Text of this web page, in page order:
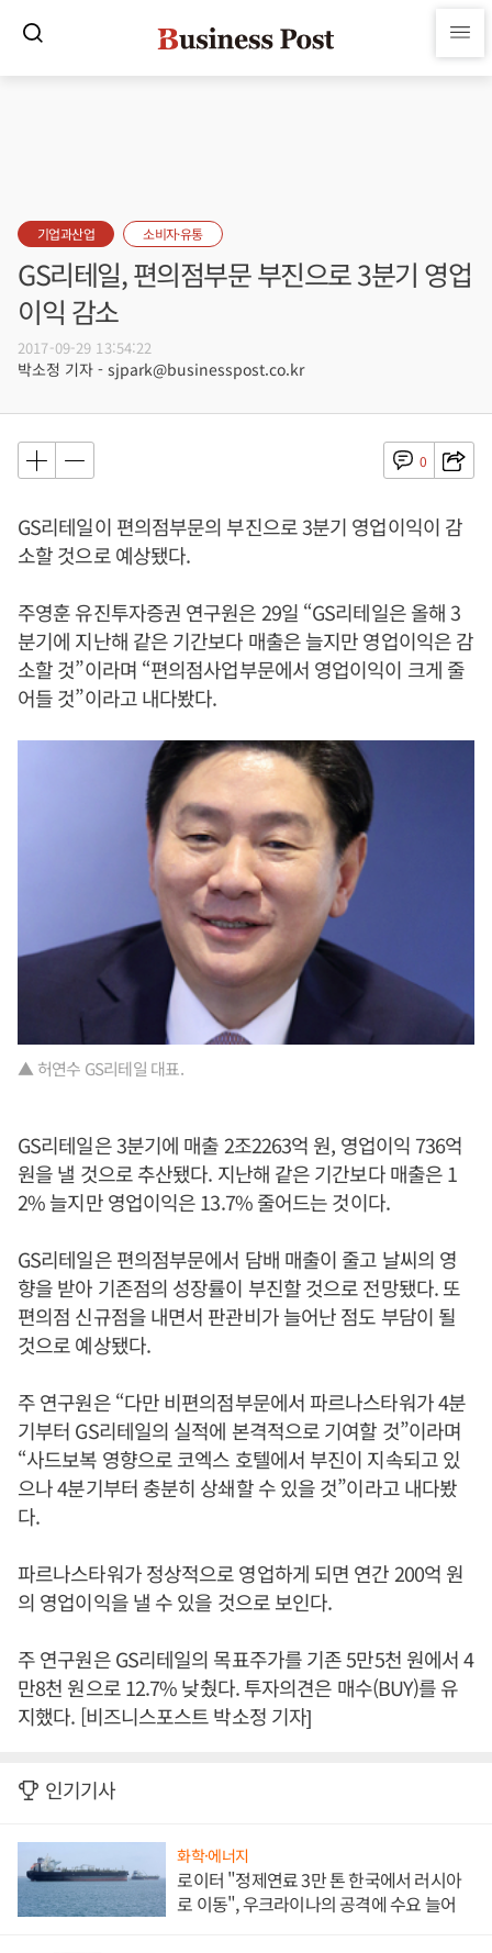
기업과산업 소비자·유통
GS리테일, 편의점부문 부진으로 3분기 영업
이익 감소
2017-09-29 13:54:22
박소정 기자 - sjpark@businesspost.co.kr
0
GS리테일이 편의점부문의 부진으로 3분기 영업이익이 감
소할 것으로 예상됐다.
주영훈 유진투자증권 연구원은 29일 “GS리테일은 올해 3
분기에 지난해 같은 기간보다 매출은 늘지만 영업이익은 감
소할 것”이라며 “편의점사업부문에서 영업이익이 크게 줄
어들 것”이라고 내다봤다.
▲ 허연수 GS리테일 대표.
GS리테일은 3분기에 매출 2조2263억 원, 영업이익 736억
원을 낼 것으로 추산됐다. 지난해 같은 기간보다 매출은 1
2% 늘지만 영업이익은 13.7% 줄어드는 것이다.
GS리테일은 편의점부문에서 담배 매출이 줄고 날씨의 영
향을 받아 기존점의 성장률이 부진할 것으로 전망됐다. 또
편의점 신규점을 내면서 판관비가 늘어난 점도 부담이 될
것으로 예상됐다.
주 연구원은 “다만 비편의점부문에서 파르나스타워가 4분
기부터 GS리테일의 실적에 본격적으로 기여할 것”이라며
“사드보복 영향으로 코엑스 호텔에서 부진이 지속되고 있
으나 4분기부터 충분히 상쇄할 수 있을 것”이라고 내다봤
다.
파르나스타워가 정상적으로 영업하게 되면 연간 200억 원
의 영업이익을 낼 수 있을 것으로 보인다.
주 연구원은 GS리테일의 목표주가를 기존 5만5천 원에서 4
만8천 원으로 12.7% 낮췄다. 투자의견은 매수(BUY)를 유
지했다. [비즈니스포스트 박소정 기자]
인기기사
화학·에너지
로이터 "정제연료 3만 톤 한국에서 러시아
로 이동", 우크라이나의 공격에 수요 늘어